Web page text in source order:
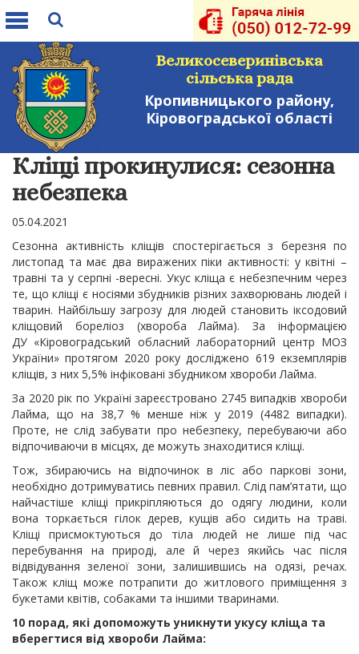
Toggle
Великосеверинівська
сільська рада
Кропивницького району,
Кіровоградської області
Кліщі прокинулися: сезонна
небезпека
05.04.2021
Сезонна активність кліщів спостерігається з березня по
листопад та має два виражених піки активності: у квітні –
травні та у серпні -вересні. Укус кліща є небезпечним через
те, що кліщі є носіями збудників різних захворювань людей і
тварин. Найбільшу загрозу для людей становить іксодовий
кліщовий бореліоз (хвороба Лайма). За інформацією
ДУ «Кіровоградський обласний лабораторний центр МОЗ
України» протягом 2020 року досліджено 619 екземплярів
кліщів, з них 5,5% інфіковані збудником хвороби Лайма.
За 2020 рік по Україні зареєстровано 2745 випадків хвороби
Лайма, що на 38,7 % менше ніж у 2019 (4482 випадки).
Проте, не слід забувати про небезпеку, перебуваючи або
відпочиваючи в місцях, де можуть знаходитися кліщі.
Тож, збираючись на відпочинок в ліс або паркові зони,
необхідно дотримуватись певних правил. Слід пам’ятати, що
найчастіше кліщі прикріпляються до одягу людини, коли
вона торкається гілок дерев, кущів або сидить на траві.
Кліщі присмоктуються до тіла людей не лише під час
перебування на природі, але й через якийсь час після
відвідування зеленої зони, залишившись на одязі, речах.
Також кліщ може потрапити до житлового приміщення з
букетами квітів, собаками та іншими тваринами.
10 порад, які допоможуть уникнути укусу кліща та
вберегтися від хвороби Лайма: